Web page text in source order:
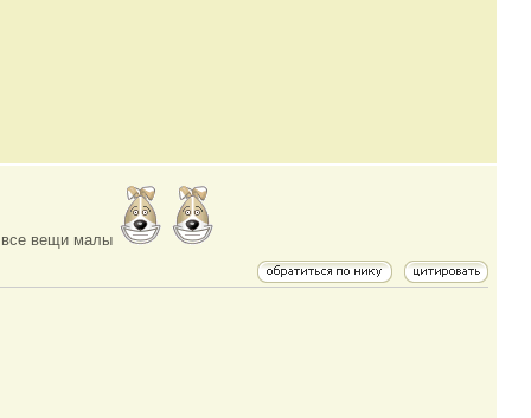
вещи малы